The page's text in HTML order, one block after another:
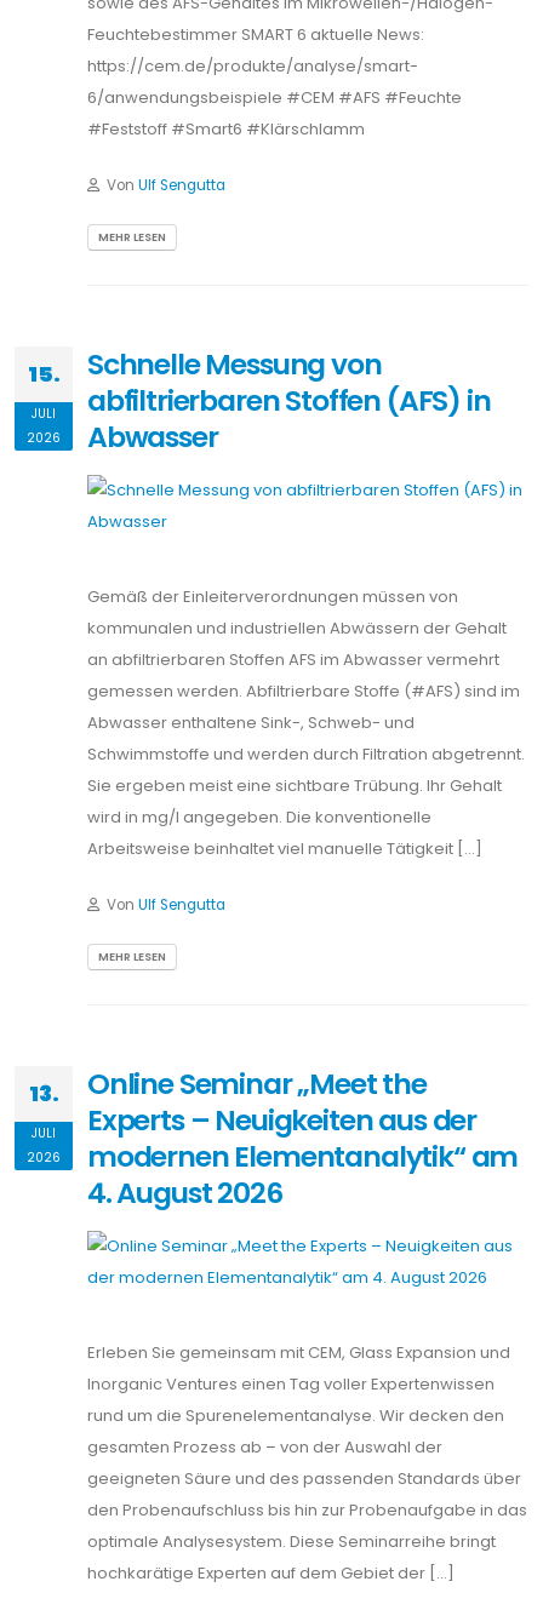
Feuchtebestimmer SMART 6 aktuelle News:
https://cem.de/produkte/analyse/smart-
6/anwendungsbeispiele #CEM #AFS #Feuchte
#Feststoff #Smart6 #Klärschlamm
Von Ulf Sengutta
MEHR LESEN
15.
JULI
2026
Schnelle Messung von
abfiltrierbaren Stoffen (AFS) in
Abwasser
Gemäß der Einleiterverordnungen müssen von
kommunalen und industriellen Abwässern der Gehalt
an abfiltrierbaren Stoffen AFS im Abwasser vermehrt
gemessen werden. Abfiltrierbare Stoffe (#AFS) sind im
Abwasser enthaltene Sink-, Schweb- und
Schwimmstoffe und werden durch Filtration abgetrennt.
Sie ergeben meist eine sichtbare Trübung. Ihr Gehalt
wird in mg/l angegeben. Die konventionelle
Arbeitsweise beinhaltet viel manuelle Tätigkeit […]
Von Ulf Sengutta
MEHR LESEN
13.
JULI
2026
Online Seminar „Meet the
Experts – Neuigkeiten aus der
modernen Elementanalytik“ am
4. August 2026
Erleben Sie gemeinsam mit CEM, Glass Expansion und
Inorganic Ventures einen Tag voller Expertenwissen
rund um die Spurenelementanalyse. Wir decken den
gesamten Prozess ab – von der Auswahl der
geeigneten Säure und des passenden Standards über
den Probenaufschluss bis hin zur Probenaufgabe in das
optimale Analysesystem. Diese Seminarreihe bringt
hochkarätige Experten auf dem Gebiet der […]